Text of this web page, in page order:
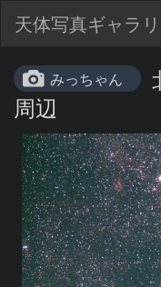
天体写真ギャラ
みっちゃん
周辺